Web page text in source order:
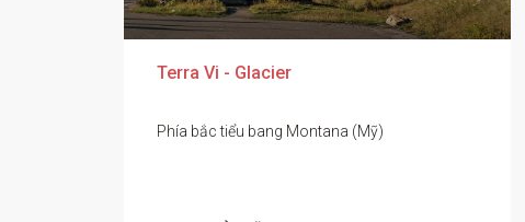
Terra Vi - Glacier
Phía bắc tiểu bang Montana (Mỹ)